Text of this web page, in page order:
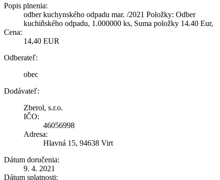
Popis plnenia:
odber kuchynského odpadu mar. /2021 Položky: Odber
kuchiňského odpadu, 1.000000 ks, Suma položky 14.40 Eur,
Cena:
14,40 EUR
Odberateľ:
obec
Dodávateľ:
Zberol, s.r.o.
IČO:
46056998
Adresa:
Hlavná 15, 94638 Virt
Dátum doručenia:
9. 4. 2021
Dátum splatnosti: